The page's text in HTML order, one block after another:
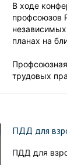
В ходе
профсоюзов
планах на
трудовых
ПДД для
ПДД для